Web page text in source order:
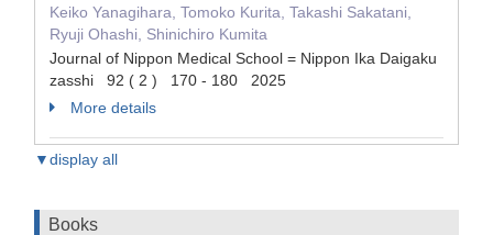
Keiko Yanagihara, Tomoko Kurita, Takashi Sakatani,
Ryuji Ohashi, Shinichiro Kumita
Journal of Nippon Medical School = Nippon Ika Daigaku
zasshi 92 ( 2 ) 170 - 180 2025
More details
▼display all
Books